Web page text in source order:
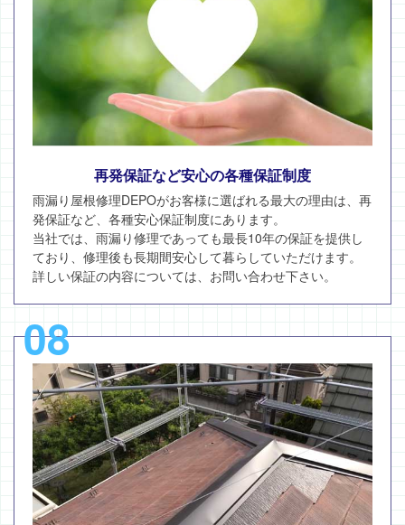
再発保証など安心の各種保証制度
雨漏り屋根修理DEPOがお客様に選ばれる最大の理由は、再
発保証など、各種安心保証制度にあります。
当社では、雨漏り修理であっても最長10年の保証を提供し
ており、修理後も長期間安心して暮らしていただけます。
詳しい保証の内容については、お問い合わせ下さい。
08